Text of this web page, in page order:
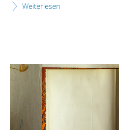
Weiterlesen